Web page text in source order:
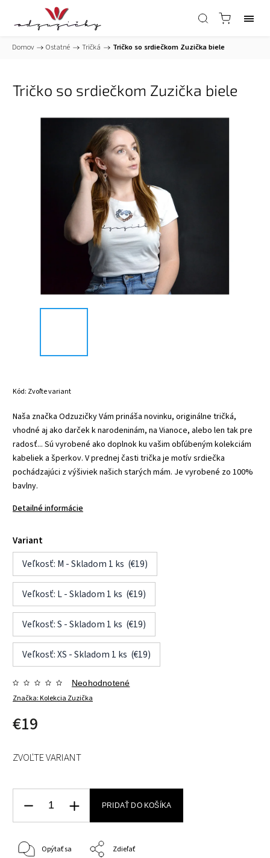
Domov / Ostatné / Tričká / Tričko so srdiečkom Zuzička biele
Tričko so srdiečkom Zuzička biele
Kód: Zvoľte variant
Naša značka Odzuzičky Vám prináša novinku, originálne tričká,
vhodné aj ako darček k narodeninám, na Vianoce, alebo len tak pre
radosť... Sú vyrobené ako doplnok ku vašim obľúbeným kolekciám
kabeliek a šperkov. V prednej časti trička je motív srdiečka
pochádzajúci z výšiviek našich starých mám. Je vyrobené zo 100%
bavlny.
Detailné informácie
Variant
Veľkosť: M - Skladom 1 ks (€19)
Veľkosť: L - Skladom 1 ks (€19)
Veľkosť: S - Skladom 1 ks (€19)
Veľkosť: XS - Skladom 1 ks (€19)
Značka:Kolekcia Zuzička
Neohodnotené
€19
ZVOĽTE VARIANT
PRIDAŤ DO KOŠÍKA
Opýtať sa Zdieľať